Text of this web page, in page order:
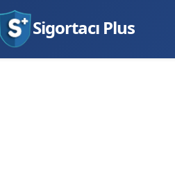
Sigortacı Plus